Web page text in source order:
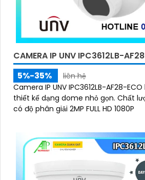
CAMERA IP UNV IPC3612LB-
5%-35%
liên hệ
Camera IP UNV IPC3612LB-AF28-
thiết kế dạng dome nhỏ gọn. Chất
có độ phân giải 2MP FULL HD 1080P